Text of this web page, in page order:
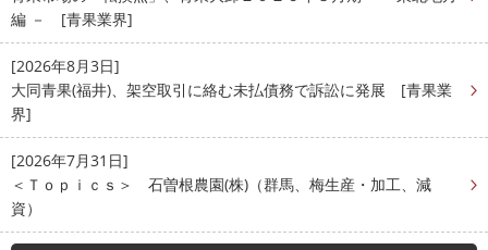
編 － [青果業界]
[2026年8月3日]
大同青果(福井)、架空取引に絡む未払債務で訴訟に発展 [青果業
界]
[2026年7月31日]
＜Ｔｏｐｉｃｓ＞ 石曽根農園(株)（群馬、梅生産・加工、減
資）